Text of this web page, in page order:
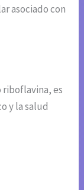
asociado con
riboflavina, es
y la salud